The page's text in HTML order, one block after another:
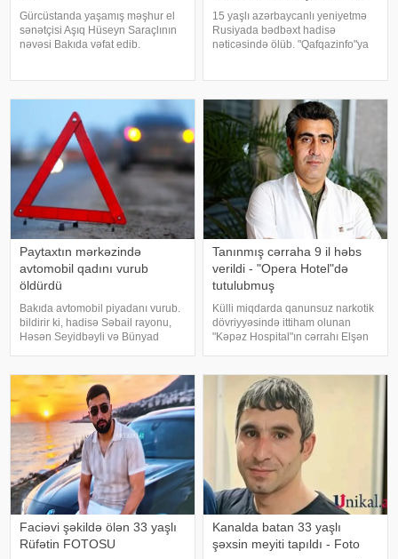
Gürcüstanda yaşamış məşhur el
sənətçisi Aşıq Hüseyn Saraçlının
nəvəsi Bakıda vəfat edib.
dünyasını dəyişib. Bu gün onu
15 yaşlı azərbaycanlı yeniyetmə
Rusiyada bədbəxt hadisə
nəticəsində ölüb. "Qafqazinfo"ya
əslən Zaqatalanın Əliabad
qəsəbəsində
Paytaxtın mərkəzində
avtomobil qadını vurub
öldürdü
Bakıda avtomobil piyadanı vurub.
bildirir ki, hadisə Səbail rayonu,
Həsən Seyidbəyli və Bünyad
Əkrəm Yaqub oğlu Baxşıyev idarə
etdiyi "Toyota" markalı avtomobill
Tanınmış cərraha 9 il həbs
verildi - "Opera Hotel"də
tutulubmuş
Külli miqdarda qanunsuz narkotik
dövriyyəsində ittiham olunan
"Kəpəz Hospital"ın cərrahı Elşən
KONKRET.azqafqazinfo-ya
istinadən xəbər verir ki,
təqsirləndirilə
Faciəvi şəkildə ölən 33 yaşlı
Rüfətin FOTOSU
Kanalda batan 33 yaşlı
şəxsin meyiti tapıldı - Foto